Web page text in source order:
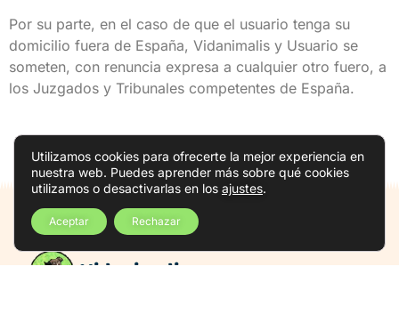
Por su parte, en el caso de que el usuario tenga su
domicilio fuera de España, Vidanimalis y Usuario se
someten, con renuncia expresa a cualquier otro fuero, a
los Juzgados y Tribunales competentes de España.
Vidanimalis
Utilizamos cookies para ofrecerte la mejor experiencia en
nuestra web. Puedes aprender más sobre qué cookies
utilizamos o desactivarlas en los ajustes.
Aceptar Rechazar